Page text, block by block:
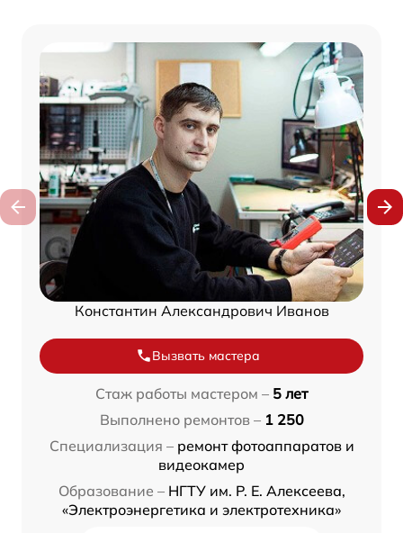
Константин Александрович Иванов
Вызвать мастера
Стаж работы мастером – 5 лет
Выполнено ремонтов – 1 250
Специализация – ремонт фотоаппаратов и
видеокамер
Образование – НГТУ им. Р. Е. Алексеева,
«Электроэнергетика и электротехника»